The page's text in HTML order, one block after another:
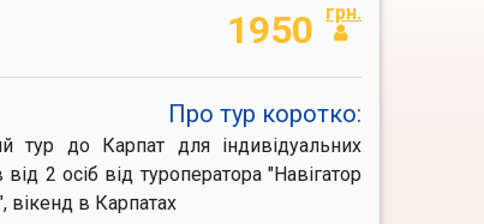
1950 грн.
Про тур коротко:
тур до Карпат для індивідуальних
від 2 осіб від туроператора "Навігатор
вікенд в Карпатах